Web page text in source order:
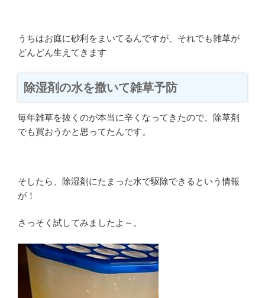
うちはお庭に砂利をまいてるんですが、それでも雑草が
どんどん生えてきます
除湿剤の水を撒いて雑草予防
毎年雑草を抜くのが本当に辛くなってきたので、除草剤
でも買おうかと思ってたんです。
そしたら、除湿剤にたまった水で駆除できるという情報
が！
さっそく試してみましたよ～。